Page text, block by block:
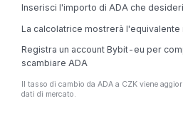
Inserisci l'importo di ADA che
La calcolatrice mostrerà l'equivalente
Registra un account Bybit-eu per
scambiare ADA
Il tasso di cambio da ADA a CZK viene
dati di mercato.